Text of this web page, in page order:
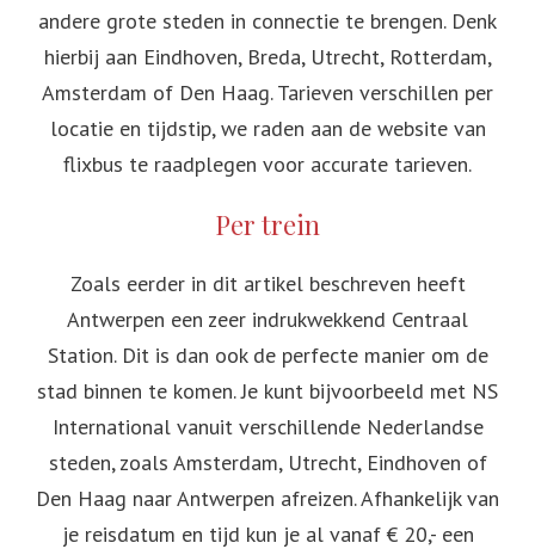
andere grote steden in connectie te brengen. Denk
hierbij aan Eindhoven, Breda, Utrecht, Rotterdam,
Amsterdam of Den Haag. Tarieven verschillen per
locatie en tijdstip, we raden aan de website van
flixbus te raadplegen voor accurate tarieven.
Per trein
Zoals eerder in dit artikel beschreven heeft
Antwerpen een zeer indrukwekkend Centraal
Station. Dit is dan ook de perfecte manier om de
stad binnen te komen. Je kunt bijvoorbeeld met NS
International vanuit verschillende Nederlandse
steden, zoals Amsterdam, Utrecht, Eindhoven of
Den Haag naar Antwerpen afreizen. Afhankelijk van
je reisdatum en tijd kun je al vanaf € 20,- een